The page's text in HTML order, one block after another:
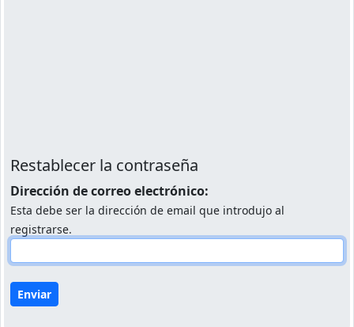
Restablecer la contraseña
Dirección de correo electrónico:
Esta debe ser la dirección de email que introdujo al
registrarse.